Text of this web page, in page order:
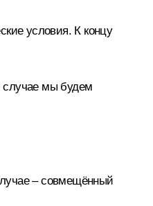
условия. К концу
случае мы будем
– совмещённый